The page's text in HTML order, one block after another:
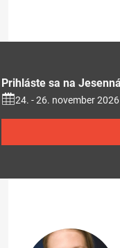
Prihláste sa na
24. - 26. november 2026